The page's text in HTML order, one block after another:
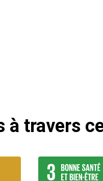
à travers